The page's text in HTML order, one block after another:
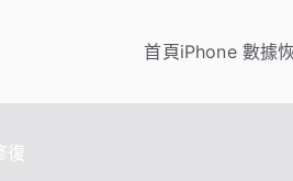
、WhatsApp/LINE 資料轉移、手
首頁iPhone 數據
復